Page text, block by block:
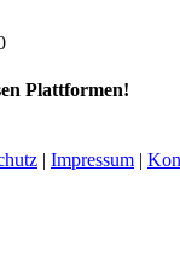
Plattformen!
| Impressum |